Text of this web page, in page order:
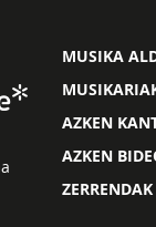
MUSIKA
AZKEN
AZKEN
ZERRENDAK